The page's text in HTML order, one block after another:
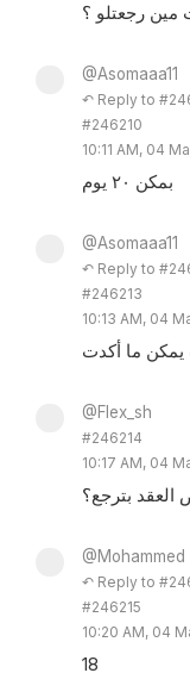
مين رجعتلو ؟
@Asomaaa11
↶ Reply to
#246210
10:11 AM, 04
بمكن ٢٠ يوم
@Asomaaa11
↶ Reply to
#246213
10:13 AM, 04
ما أكدت
@Flex_sh
#246214
10:17 AM, 04
العقد بترجع؟
@Mohammed
↶ Reply to
#246215
10:20 AM, 04
18